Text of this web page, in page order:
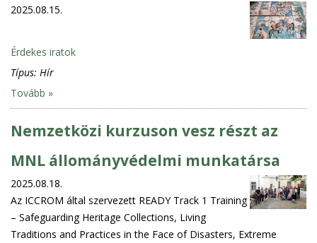
2025.08.15.
Érdekes iratok
Típus: Hír
Tovább »
Nemzetközi kurzuson vesz részt az
MNL állományvédelmi munkatársa
2025.08.18.
Az ICCROM által szervezett READY Track 1 Training
– Safeguarding Heritage Collections, Living
Traditions and Practices in the Face of Disasters, Extreme